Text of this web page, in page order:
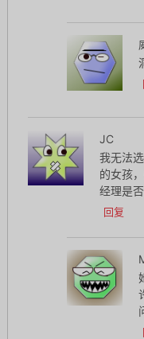
JC
我无法
的女孩
经理是
回复